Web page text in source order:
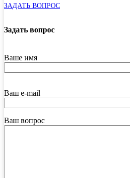
ЗАДАТЬ ВОПРОС
Задать вопрос
Ваше имя
Ваш e-mail
Ваш вопрос